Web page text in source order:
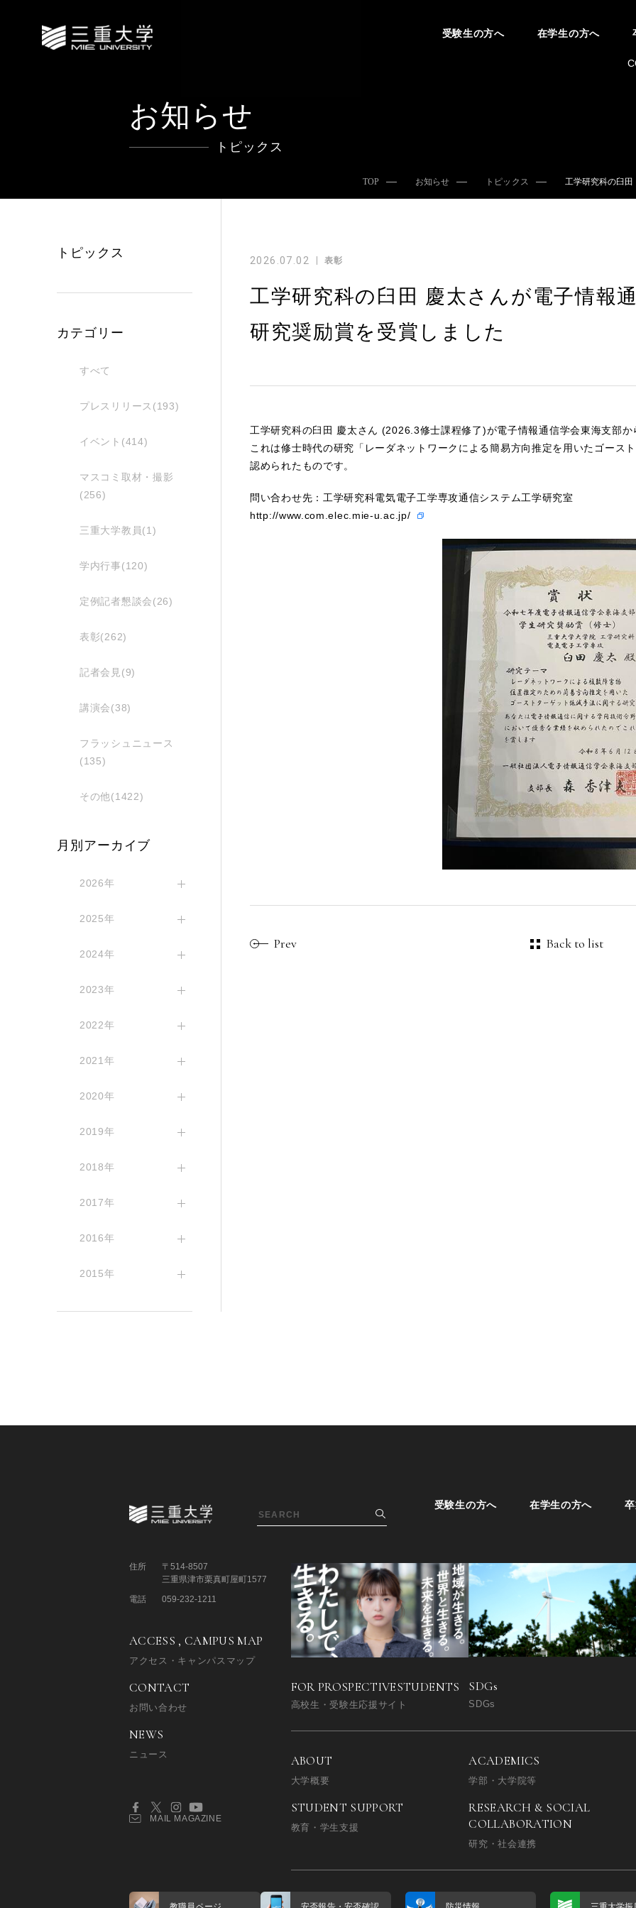
受験生の方へ 在学生の方へ
お知らせ
トピックス
TOP お知らせ トピックス 工学研究科の臼
2026.07.02 表彰
工学研究科の臼田 慶太さんが電子情報
研究奨励賞を受賞しました
工学研究科の臼田 慶太さん (2026.3修士課程修了)が電子情報通信学会東海支部
これは修士時代の研究「レーダネットワークによる簡易方向推定を用いたゴース
認められたものです。
問い合わせ先：工学研究科電気電子工学専攻通信システム工学研究室
http://www.com.elec.mie-u.ac.jp/
Prev Back to list
トピックス
カテゴリー
すべて
プレスリリース(193)
イベント(414)
マスコミ取材・撮影
(256)
三重大学教員(1)
学内行事(120)
定例記者懇談会(26)
表彰(262)
記者会見(9)
講演会(38)
フラッシュニュース
(135)
その他(1422)
月別アーカイブ
2026年
2025年
2024年
2023年
2022年
2021年
2020年
2019年
2018年
2017年
2016年
2015年
受験生の方へ 在学生の方へ
FOR PROSPECTIVESTUDENTS
高校生・受験生応援サイト
SDGs
SDGs
ABOUT
大学概要
ACADEMICS
学部・大学院等
STUDENT SUPPORT
教育・学生支援
RESEARCH & SOCIAL
COLLABORATION
研究・社会連携
住所
〒514-8507
三重県津市栗真町屋町1577
電話
059-232-1211
ACCESS , CAMPUS MAP
アクセス・キャンパスマップ
CONTACT
お問い合わせ
NEWS
ニュース
MAIL MAGAZINE